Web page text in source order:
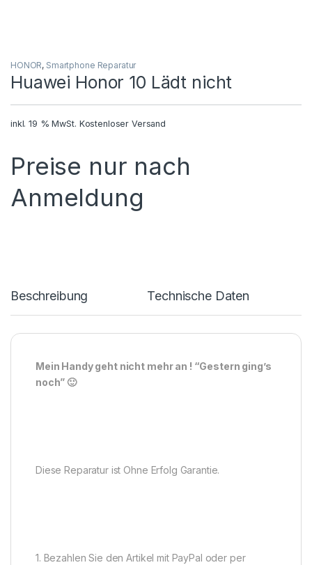
HONOR, Smartphone Reparatur
Huawei Honor 10 Lädt nicht
inkl. 19 % MwSt. Kostenloser Versand
Preise nur nach
Anmeldung
Beschreibung Technische Daten
Mein Handy geht nicht mehr an ! “Gestern ging’s
noch” 🙂
Diese Reparatur ist Ohne Erfolg Garantie.
1. Bezahlen Sie den Artikel mit PayPal oder per